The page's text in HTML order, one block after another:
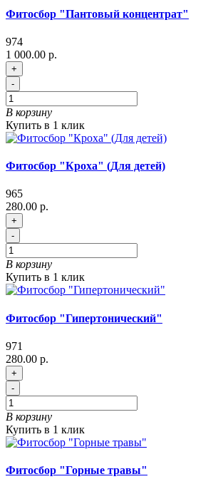
Фитосбор "Пантовый концентрат"
974
1 000.00 р.
+
-
В корзину
Купить в 1 клик
Фитосбор "Кроха" (Для детей)
965
280.00 р.
+
-
В корзину
Купить в 1 клик
Фитосбор "Гипертонический"
971
280.00 р.
+
-
В корзину
Купить в 1 клик
Фитосбор "Горные травы"